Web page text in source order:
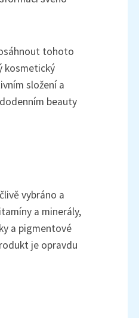
tohoto
kosmetický
složení a
beauty
vybráno a
a minerály,
a pigmentové
je opravdu